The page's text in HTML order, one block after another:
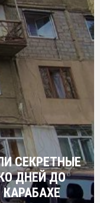
СЕКРЕТНЫЕ
ДНЕЙ ДО